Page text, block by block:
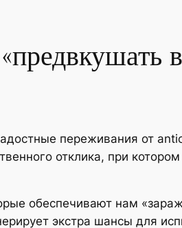
переживания от
отклика, при
обеспечивают нам
экстра шансы для